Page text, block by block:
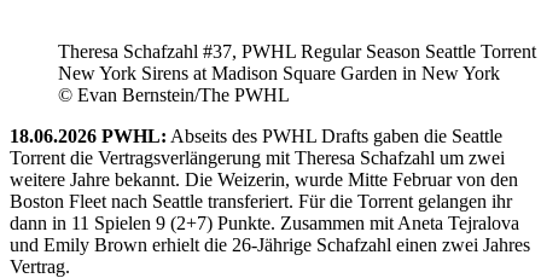
Theresa Schafzahl #37, PWHL Regular Season Seattle Torrent
New York Sirens at Madison Square Garden in New York
© Evan Bernstein/The PWHL
18.06.2026 PWHL: Abseits des PWHL Drafts gaben die Seattle
Torrent die Vertragsverlängerung mit Theresa Schafzahl um zwei
weitere Jahre bekannt. Die Weizerin, wurde Mitte Februar von den
Boston Fleet nach Seattle transferiert. Für die Torrent gelangen ihr
dann in 11 Spielen 9 (2+7) Punkte. Zusammen mit Aneta Tejralova
und Emily Brown erhielt die 26-Jährige Schafzahl einen zwei Jahres
Vertrag.